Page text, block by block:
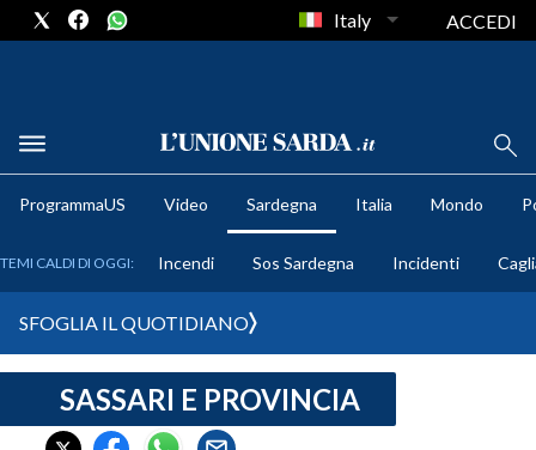
METEO
CRONACA SARDEGNA
CAGLIARI
Italy ACCEDI
ProgrammaUS Video Sardegna Italia Mondo
TEMI CALDI DI OGGI: Incendi Sos Sardegna Incidenti
SFOGLIA IL QUOTIDIANO
SASSARI E PROVINCIA